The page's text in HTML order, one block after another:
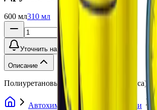
600 мл310 мл
Уточнить наличие
Описание
Полиуретановый клей Tryxol 700 (2 часа),
Автохимия Клеи и герметики